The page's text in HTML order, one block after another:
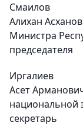
Смаилов
Алихан
Министра
председателя
Иргалиев
Асет
национальной
секретарь